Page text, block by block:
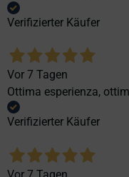
Verifizierter Käufer
Vor 7 Tagen
Ottima esperienza,
Verifizierter Käufer